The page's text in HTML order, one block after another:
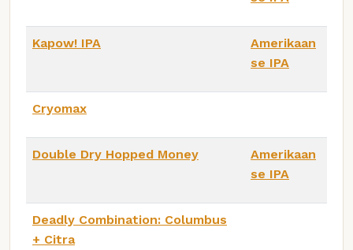
Kapow! IPA
Amerikaan
se IPA
Cryomax
Double Dry Hopped Money
Amerikaan
se IPA
Deadly Combination: Columbus
+ Citra